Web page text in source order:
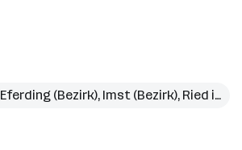
Eferding (Bezirk), Imst (Bezirk), Ried im Innkreis